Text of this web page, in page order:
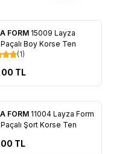
Ekle
FORM 15009 Layza
Boy Korse Ten
(1)
TL
Ekle
FORM 11004 Layza Form
Şort Korse Ten
TL